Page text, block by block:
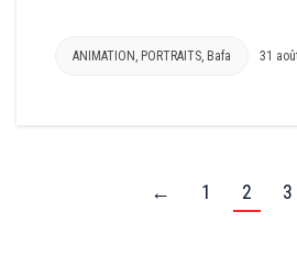
ANIMATION PORTRAITS Bafa 31
← 1 2 3